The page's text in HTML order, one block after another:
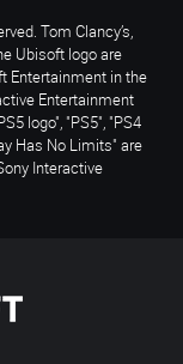
Tom Clancy’s,
Ubisoft logo are
Entertainment in the
Entertainment
logo", "PS5", "PS4
Has No Limits" are
Interactive